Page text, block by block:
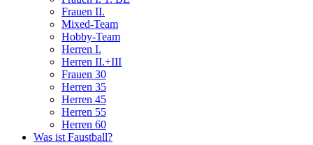
Frauen II.
Mixed-Team
Hobby-Team
Herren I.
Herren II.+III
Frauen 30
Herren 35
Herren 45
Herren 55
Herren 60
Was ist Faustball?